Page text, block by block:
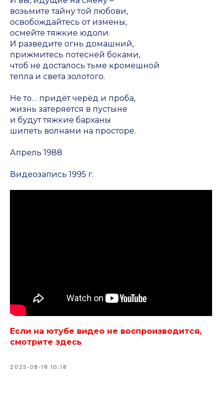
возьмите тайну той любови,
освобождайтесь от измены,
осмейте тяжкие юдоли.
И разведите огнь домашний,
прижмитесь потесней боками,
чтоб не досталось тьме кромешной
тепла и света золотого.
Не то… придёт черёд и проба,
жизнь затеряется в пустыне
и будут тяжкие барханы
шипеть волнами на просторе.
Апрель 1988
Видеозапись 1995 г.
Если на ютубе видео не воспроизводится,
смотрите здесь
2025-08-18 10:18